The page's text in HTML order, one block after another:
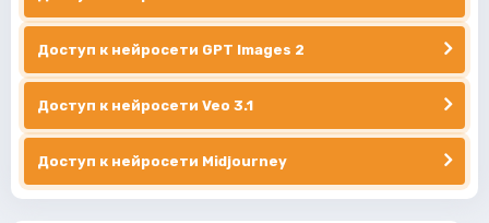
Доступ к нейросети GPT Images 2
Доступ к нейросети Veo 3.1
Доступ к нейросети Midjourney